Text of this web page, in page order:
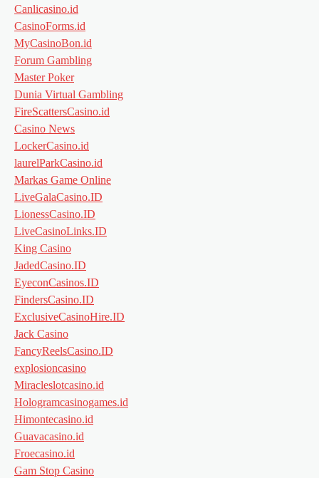
Canlicasino.id
CasinoForms.id
MyCasinoBon.id
Forum Gambling
Master Poker
Dunia Virtual Gambling
FireScattersCasino.id
Casino News
LockerCasino.id
laurelParkCasino.id
Markas Game Online
LiveGalaCasino.ID
LionessCasino.ID
LiveCasinoLinks.ID
King Casino
JadedCasino.ID
EyeconCasinos.ID
FindersCasino.ID
ExclusiveCasinoHire.ID
Jack Casino
FancyReelsCasino.ID
explosioncasino
Miracleslotcasino.id
Hologramcasinogames.id
Himontecasino.id
Guavacasino.id
Froecasino.id
Gam Stop Casino